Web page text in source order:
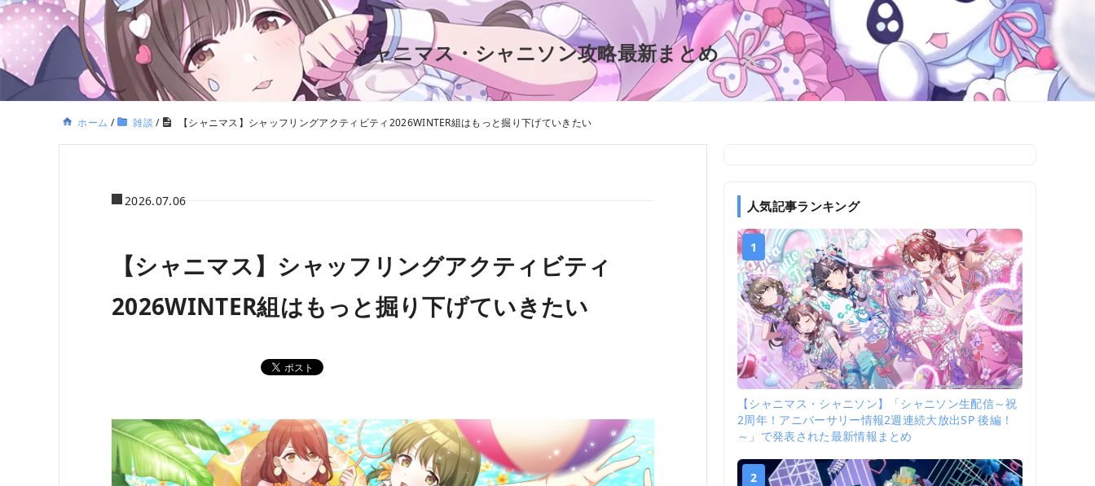
シャニマス・シャニソン攻略最新まとめ
ホーム / 雑談 / 【シャニマス】シャッフリングアクティビティ2026WINTER組はもっと掘り下げていきたい
2026.07.06
【シャニマス】シャッフリングアクティビティ
2026WINTER組はもっと掘り下げていきたい
人気記事ランキング
1
【シャニマス・シャニソン】「シャニソン生配信～祝
2周年！アニバーサリー情報2週連続大放出SP 後編！
～」で発表された最新情報まとめ
2